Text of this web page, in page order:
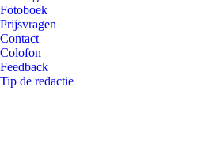
Fotoboek
Prijsvragen
Contact
Colofon
Feedback
Tip de redactie